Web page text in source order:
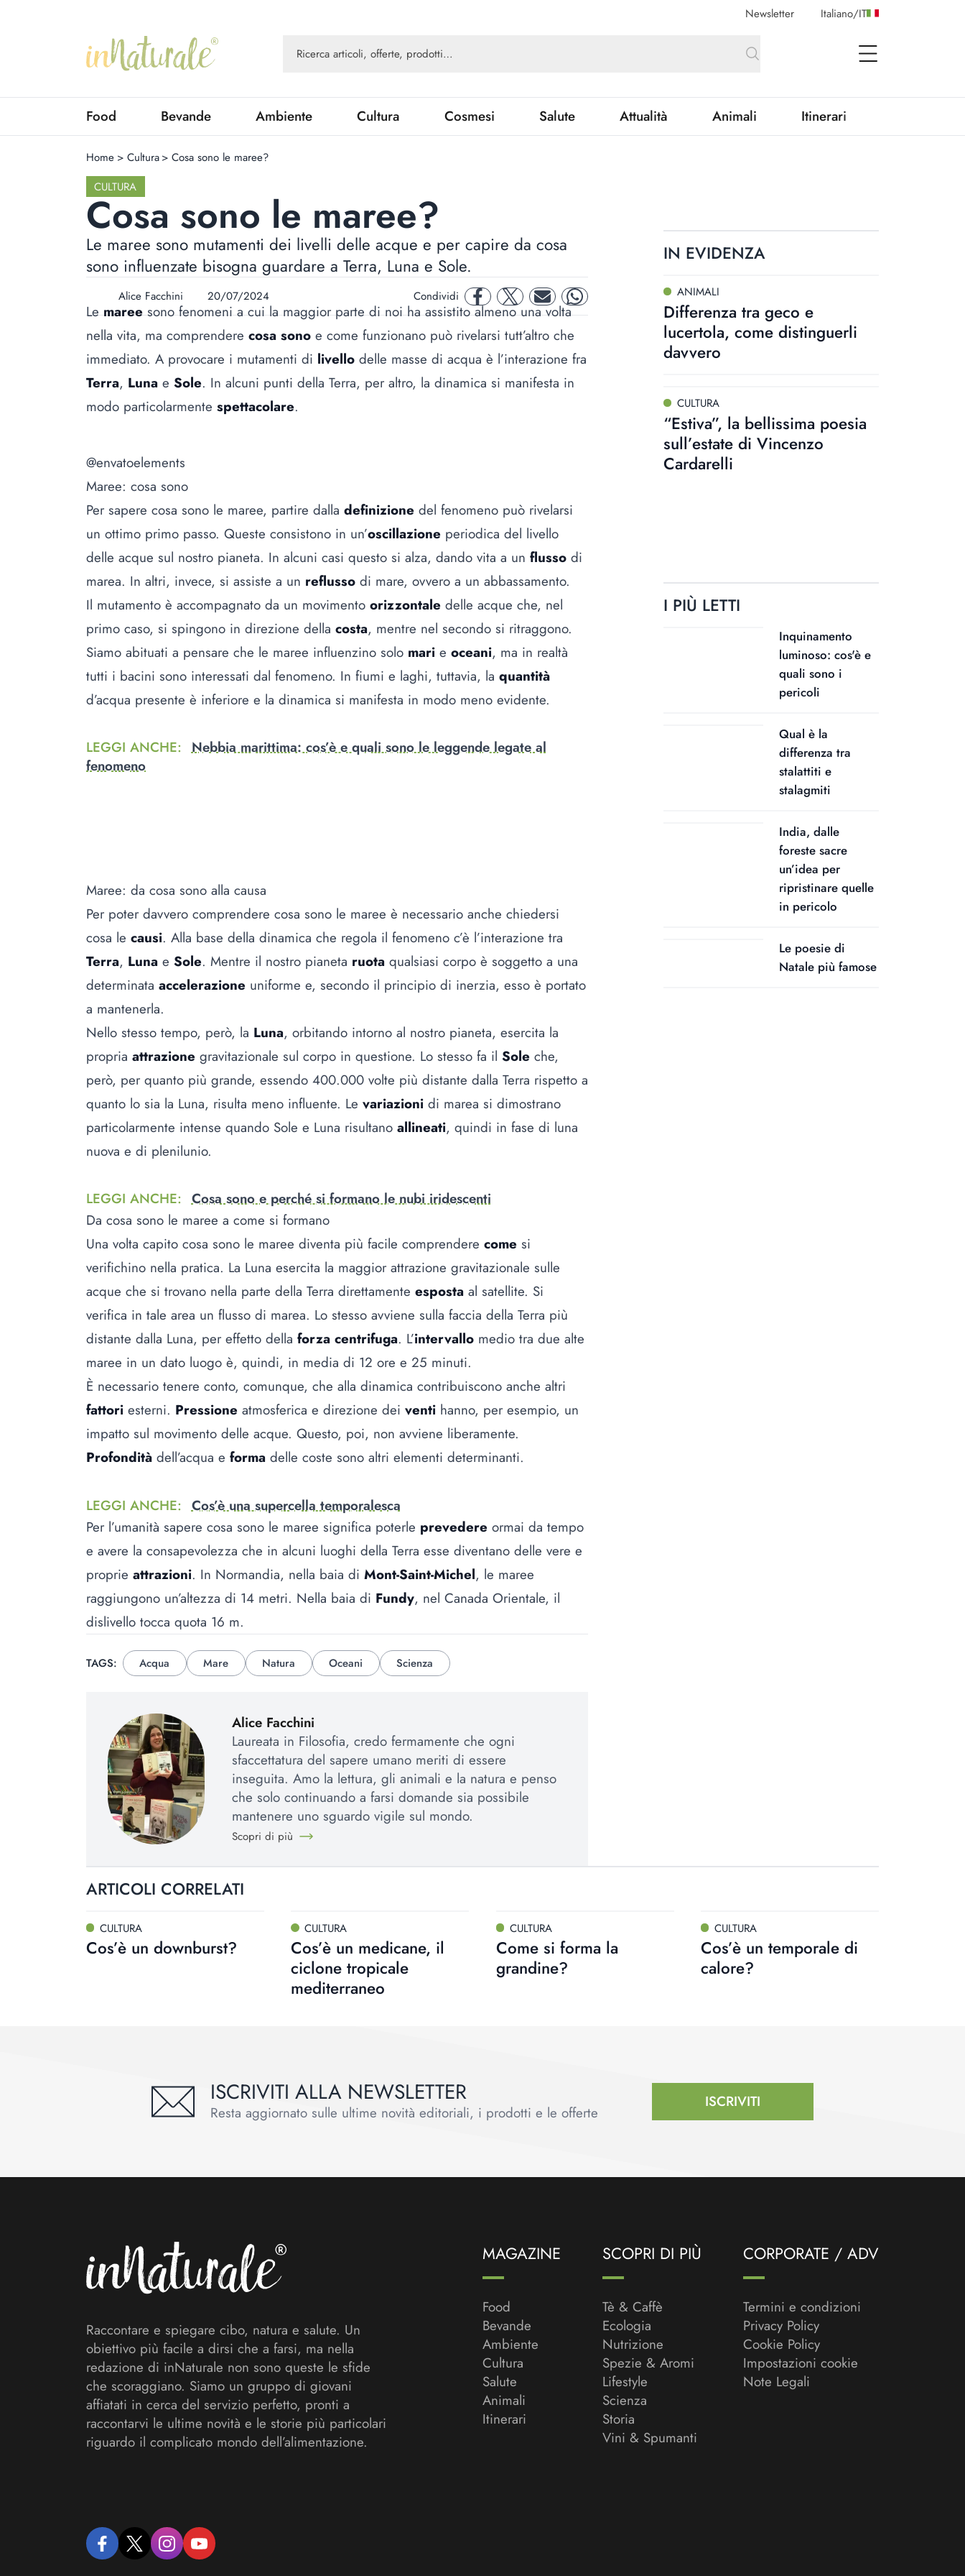
Newsletter Italiano/IT
open Menu
Food Bevande Ambiente Cultura Cosmesi Salute Attualità Animali Itinerari
Home > Cultura > Cosa sono le maree?
CULTURA
Cosa sono le maree?
Le maree sono mutamenti dei livelli delle acque e per capire da cosa
sono influenzate bisogna guardare a Terra, Luna e Sole.
Alice Facchini 20/07/2024 Condividi facebooktwitter mail whatsapp
Lemareesono fenomeni a cui la maggior parte di noi ha assistito almeno una volta
nella vita, ma comprendere cosa sono e come funzionano può rivelarsi tutt’altro che
immediato. A provocare i mutamenti di livello delle masse di acqua è l’interazione fra
Terra, Luna e Sole. In alcuni punti della Terra, per altro, la dinamica si manifesta in
modo particolarmente spettacolare.
@envatoelements
Maree: cosa sono
Per sapere cosa sono le maree, partire dalla definizione del fenomeno può rivelarsi
un ottimo primo passo. Queste consistono in un’oscillazione periodica del livello
delle acque sul nostro pianeta. In alcuni casi questo si alza, dando vita a un flusso di
marea. In altri, invece, si assiste a un reflusso di mare, ovvero a un abbassamento.
Il mutamento è accompagnato da un movimento orizzontale delle acque che, nel
primo caso, si spingono in direzione della costa, mentre nel secondo si ritraggono.
Siamo abituati a pensare che le maree influenzino solo mari e oceani, ma in realtà
tutti i bacini sono interessati dal fenomeno. In fiumi e laghi, tuttavia, la quantità
d’acqua presente è inferiore e la dinamica si manifesta in modo meno evidente.
LEGGI ANCHE: Nebbia marittima: cos’è e quali sono le leggende legate al
fenomeno
Maree: da cosa sono alla causa
Per poter davvero comprendere cosa sono le maree è necessario anche chiedersi
cosa le causi. Alla base della dinamica che regola il fenomeno c’è l’interazione tra
Terra, Luna e Sole. Mentre il nostro pianeta ruota qualsiasi corpo è soggetto a una
determinata accelerazione uniforme e, secondo il principio di inerzia, esso è portato
a mantenerla.
Nello stesso tempo, però, la Luna, orbitando intorno al nostro pianeta, esercita la
propria attrazione gravitazionale sul corpo in questione. Lo stesso fa il Sole che,
però, per quanto più grande, essendo 400.000 volte più distante dalla Terra rispetto a
quanto lo sia la Luna, risulta meno influente. Le variazioni di marea si dimostrano
particolarmente intense quando Sole e Luna risultano allineati, quindi in fase di luna
nuova e di plenilunio.
LEGGI ANCHE: Cosa sono e perché si formano le nubi iridescenti
Da cosa sono le maree a come si formano
Una volta capito cosa sono le maree diventa più facile comprendere come si
verifichino nella pratica. La Luna esercita la maggior attrazione gravitazionale sulle
acque che si trovano nella parte della Terra direttamente esposta al satellite. Si
verifica in tale area un flusso di marea. Lo stesso avviene sulla faccia della Terra più
distante dalla Luna, per effetto della forza centrifuga. L’intervallo medio tra due alte
maree in un dato luogo è, quindi, in media di 12 ore e 25 minuti.
È necessario tenere conto, comunque, che alla dinamica contribuiscono anche altri
fattori esterni. Pressione atmosferica e direzione dei venti hanno, per esempio, un
impatto sul movimento delle acque. Questo, poi, non avviene liberamente.
Profondità dell’acqua e forma delle coste sono altri elementi determinanti.
LEGGI ANCHE: Cos’è una supercella temporalesca
Per l’umanità sapere cosa sono le maree significa poterle prevedere ormai da tempo
e avere la consapevolezza che in alcuni luoghi della Terra esse diventano delle vere e
proprie attrazioni. In Normandia, nella baia di Mont-Saint-Michel, le maree
raggiungono un’altezza di 14 metri. Nella baia di Fundy, nel Canada Orientale, il
dislivello tocca quota 16 m.
TAGS: Acqua Mare Natura Oceani Scienza
Alice Facchini
Laureata in Filosofia, credo fermamente che ogni
sfaccettatura del sapere umano meriti di essere
inseguita. Amo la lettura, gli animali e la natura e penso
che solo continuando a farsi domande sia possibile
mantenere uno sguardo vigile sul mondo.
Scopri di più
IN EVIDENZA
ANIMALI
Differenza tra geco e
lucertola, come distinguerli
davvero
CULTURA
“Estiva”, la bellissima poesia
sull’estate di Vincenzo
Cardarelli
I PIÙ LETTI
Inquinamento
luminoso: cos'è e
quali sono i
pericoli
Qual è la
differenza tra
stalattiti e
stalagmiti
India, dalle
foreste sacre
un’idea per
ripristinare quelle
in pericolo
Le poesie di
Natale più famose
ARTICOLI CORRELATI
CULTURA
Cos’è un downburst?
CULTURA
Cos’è un medicane, il
ciclone tropicale
mediterraneo
CULTURA
Come si forma la
grandine?
CULTURA
Cos’è un temporale di
calore?
ISCRIVITI ALLA NEWSLETTER
Resta aggiornato sulle ultime novità editoriali, i prodotti e le offerte
ISCRIVITI
Raccontare e spiegare cibo, natura e salute. Un
obiettivo più facile a dirsi che a farsi, ma nella
redazione di inNaturale non sono queste le sfide
che scoraggiano. Siamo un gruppo di giovani
affiatati in cerca del servizio perfetto, pronti a
raccontarvi le ultime novità e le storie più particolari
riguardo il complicato mondo dell’alimentazione.
facebooktwitter instagramyoutube
MAGAZINE
Food
Bevande
Ambiente
Cultura
Salute
Animali
Itinerari
SCOPRI DI PIÙ
Tè & Caffè
Ecologia
Nutrizione
Spezie & Aromi
Lifestyle
Scienza
Storia
Vini & Spumanti
CORPORATE / ADV
Termini e condizioni
Privacy Policy
Cookie Policy
Impostazioni cookie
Note Legali